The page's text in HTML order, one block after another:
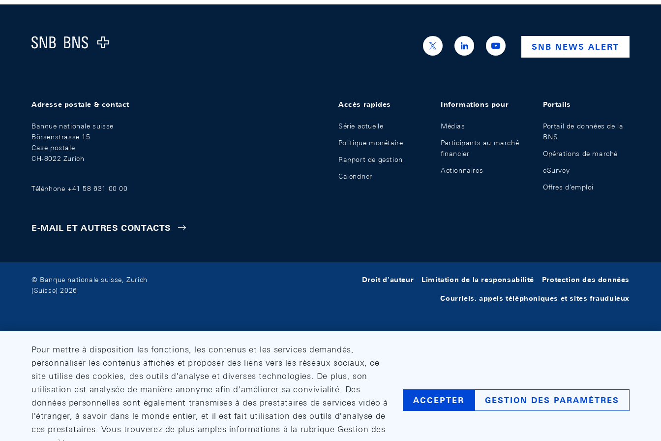
Footer
Logo
https://x.com/snb_bns
https://ch.linkedin.com/company/swiss-
national-
https://www.youtube.com/
SNB NEWS ALERT
Adresse postale & contact
Banque nationale suisse
Börsenstrasse 15
Case postale
CH-8022 Zurich
Téléphone +41 58 631 00 00
E-MAIL ET AUTRES CONTACTS
Accès rapides
Série actuelle
Politique monétaire
Rapport de gestion
Calendrier
Informations pour
Médias
Participants au marché
financier
Actionnaires
Portails
Portail de données de la
BNS
Opérations de marché
eSurvey
Offres d'emploi
© Banque nationale suisse, Zurich
(Suisse) 2026
Droit d'auteur Limitation de la responsabilité Protection des données
Courriels, appels téléphoniques et sites frauduleux
Pour mettre à disposition les fonctions, les contenus et les services demandés,
personnaliser les contenus affichés et proposer des liens vers les réseaux sociaux, ce
site utilise des cookies, des outils d'analyse et diverses technologies. De plus, son
utilisation est analysée de manière anonyme afin d'améliorer sa convivialité. Des
données personnelles sont également transmises à des prestataires de services vidéo à
l'étranger, à savoir dans le monde entier, et il est fait utilisation des outils d'analyse de
ces prestataires. Vous trouverez de plus amples informations à la rubrique Gestion des
ACCEPTER GESTION DES PARAMÈTRES